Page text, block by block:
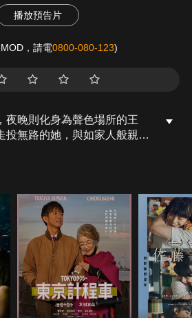
播放預告片
，請電0800-080-123)
夜晚則化身為聲色場所的王
投無路的她，與如家人般親密
條，導致事態急轉直下，讓
頭的危險漩渦，她們能否逃離